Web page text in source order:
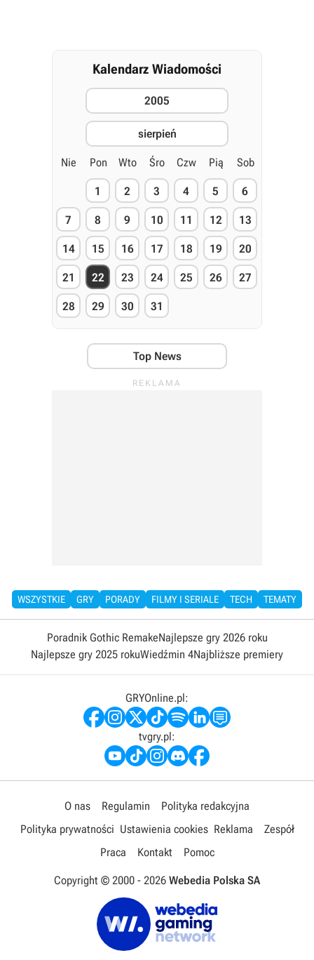
Kalendarz Wiadomości
2005
sierpień
Nie Pon Wto Śro Czw Pią Sob
1 2 3 4 5 6
7 8 9 10 11 12 13
14 15 16 17 18 19 20
21 22 23 24 25 26 27
28 29 30 31
Top News
WSZYSTKIE GRY PORADY FILMY I SERIALE TECH TEMATY
Poradnik Gothic RemakeNajlepsze gry 2026 roku
Najlepsze gry 2025 rokuWiedźmin 4Najbliższe premiery
GRYOnline.pl:
tvgry.pl:
O nas Regulamin
Polityka redakcyjna
Polityka prywatności Ustawienia cookies Reklama
Zespół
Praca
Kontakt Pomoc
Copyright © 2000 - 2026 Webedia Polska SA